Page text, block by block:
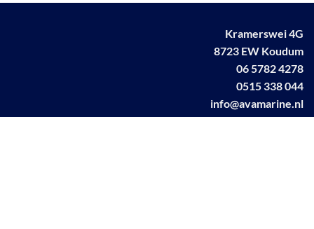
Kramerswei 4G
8723 EW Koudum
06 5782 4278
0515 338 044
info@avamarine.nl